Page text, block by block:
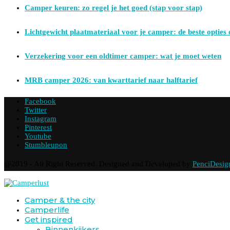
Camper keuren: zo regel je het goed (stap voor stap)
Lichtgewicht plaatmateriaal voor je camper: de beste opties
Verzekering voor een oldtimer camper: wat je moet weten
MRB camper 2026: van kwarttarief naar halftarief
Facebook
Twitter
Instagram
Pinterest
Youtube
Stumbleupon
Camper & the city
Camperlife
Get inspired